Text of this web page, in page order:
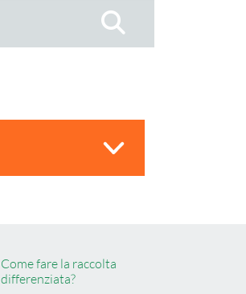
Come fare la raccolta
differenziata?